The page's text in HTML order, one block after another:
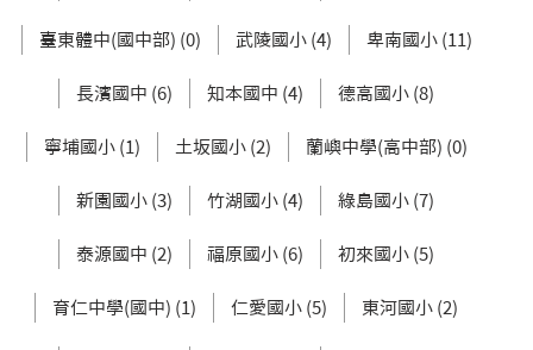
臺東體中(國中部) (0) 武陵國小 (4) 卑南國小 (11)
長濱國中 (6) 知本國中 (4) 德高國小 (8)
寧埔國小 (1) 土坂國小 (2) 蘭嶼中學(高中部) (0)
新園國小 (3) 竹湖國小 (4) 綠島國小 (7)
泰源國中 (2) 福原國小 (6) 初來國小 (5)
育仁中學(國中) (1) 仁愛國小 (5) 東河國小 (2)